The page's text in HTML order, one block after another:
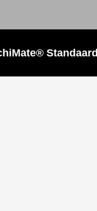
Standaard